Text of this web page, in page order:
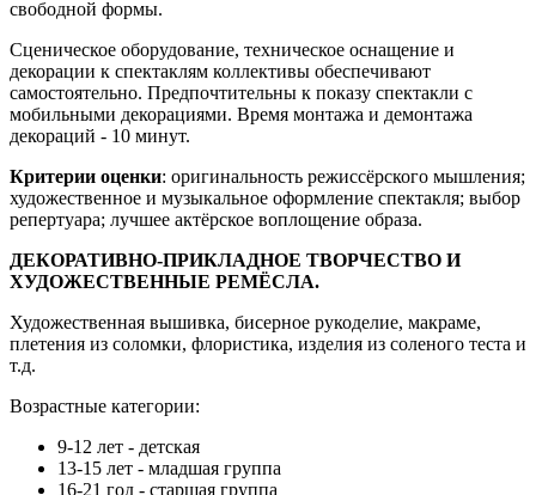
свободной формы.
Сценическое оборудование, техническое оснащение и
декорации к спектаклям коллективы обеспечивают
самостоятельно. Предпочтительны к показу спектакли с
мобильными декорациями. Время монтажа и демонтажа
декораций - 10 минут.
Критерии оценки: оригинальность режиссёрского мышления;
художественное и музыкальное оформление спектакля; выбор
репертуара; лучшее актёрское воплощение образа.
ДЕКОРАТИВНО-ПРИКЛАДНОЕ ТВОРЧЕСТВО И
ХУДОЖЕСТВЕННЫЕ РЕМЁСЛА.
Художественная вышивка, бисерное рукоделие, макраме,
плетения из соломки, флористика, изделия из соленого теста и
т.д.
Возрастные категории:
9-12 лет - детская
13-15 лет - младшая группа
16-21 год - старшая группа